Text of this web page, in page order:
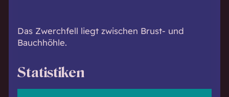
Das Zwerchfell liegt zwischen Brust- und
Bauchhöhle.
Statistiken